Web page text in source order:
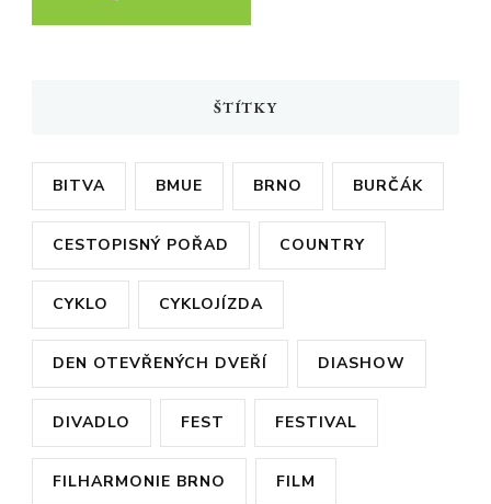
ŠTÍTKY
BITVA BMUE BRNO BURČÁK
CESTOPISNÝ POŘAD COUNTRY
CYKLO CYKLOJÍZDA
DEN OTEVŘENÝCH DVEŘÍ DIASHOW
DIVADLO FEST FESTIVAL
FILHARMONIE BRNO FILM